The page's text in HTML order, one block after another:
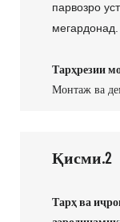
парвозро
мегардонад.
Тарҳрезии
Монтаж ва
Қисми.2
Тарҳ ва